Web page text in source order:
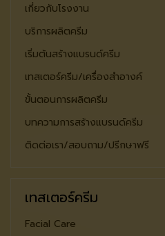
เกี่ยวกับโรงงาน
บริการผลิตครีม
เริ่มต้นสร้างแบรนด์ครีม
เทสเตอร์ครีม/เครื่องสำอางค์
ขั้นตอนการผลิตครีม
บทความการสร้างแบรนด์ครีม
ติดต่อเรา/สอบถาม/ปรีกษาฟรี
เทสเตอร์ครีม
Facial Care